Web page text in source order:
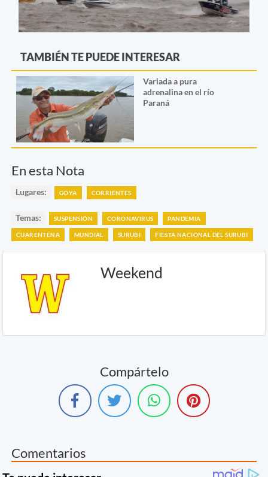
TAMBIÉN TE PUEDE INTERESAR
Variada a pura
adrenalina en el río
Paraná
En esta Nota
Lugares: GOYA CORRIENTES
Temas: SUSPENSIÓN CORONAVIRUS PANDEMIA
CUARENTENA MUNDIAL SURUBI FIESTA NACIONAL DEL SURUBI
Weekend
Compártelo
Comentarios